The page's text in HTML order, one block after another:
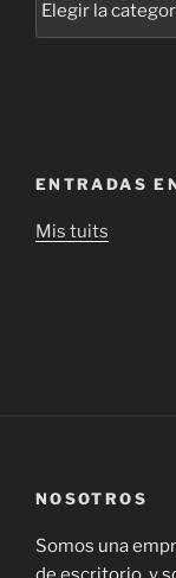
ENTRADAS
Mis tuits
NOSOTROS
Somos una